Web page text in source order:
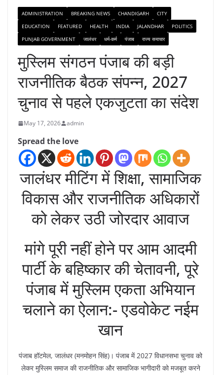
ADMINISTRATION BREAKING NEWS CHANDIGARH
CITY
EDUCATION
FEATURED HEALTH INDIA JALANDHAR
POLITICS
PUNJAB GOVERNMENT
जालंधर धर्म-कर्म पंजाब राज्य समाचार
मुस्लिम संगठन पंजाब की बड़ी
राजनीतिक बैठक संपन्न, 2027
चुनाव से पहले एकजुटता का संदेश
May 17, 2026 admin
Spread the love
जालंधर मीटिंग में शिक्षा, सामाजिक
विकास और राजनीतिक अधिकारों
को लेकर उठी जोरदार आवाज
मांगे पूरी नहीं होने पर आम आदमी
पार्टी के बहिष्कार की चेतावनी, पूरे
पंजाब में मुस्लिम एकता अभियान
चलाने का ऐलान:- एडवोकेट नईम
खान
पंजाब हॉटमेल, जालंधर (मनमोहन सिंह)। पंजाब में 2027 विधानसभा चुनाव को
लेकर मुस्लिम समाज की राजनीतिक और सामाजिक भागीदारी को मजबूत करने